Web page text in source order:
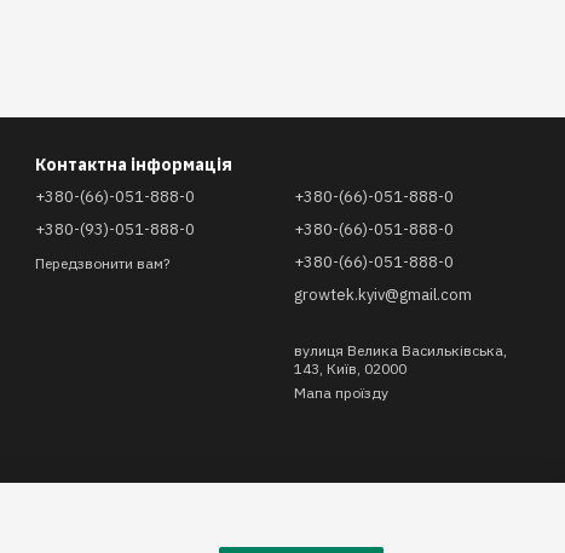
Контактна інформація
+380-(66)-051-888-0
+380-(93)-051-888-0
Передзвонити вам?
+380-(66)-051-888-0
+380-(66)-051-888-0
+380-(66)-051-888-0
growtek.kyiv@gmail.com
вулиця Велика Васильківська,
143, Київ, 02000
Мапа проїзду